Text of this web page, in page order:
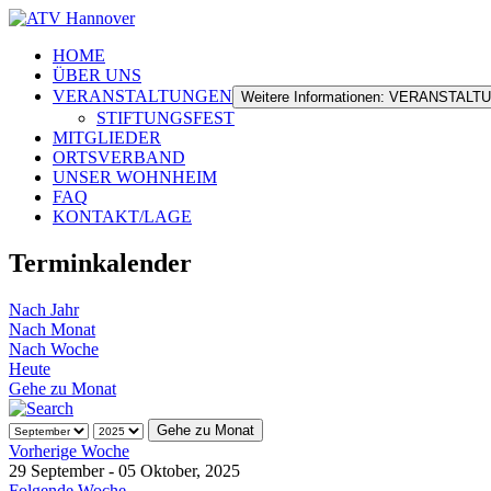
HOME
ÜBER UNS
VERANSTALTUNGEN Weitere Informationen:
STIFTUNGSFEST
MITGLIEDER
ORTSVERBAND
UNSER WOHNHEIM
FAQ
KONTAKT/LAGE
Terminkalender
Nach Jahr
Nach Monat
Nach Woche
Heute
Gehe zu Monat
Gehe zu Monat
Vorherige Woche
29 September - 05 Oktober, 2025